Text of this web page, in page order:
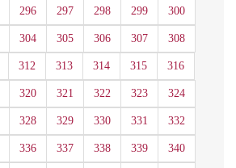
296 297 298 299 300
304 305 306 307 308
312 313 314 315 316
320 321 322 323 324
328 329 330 331 332
336 337 338 339 340